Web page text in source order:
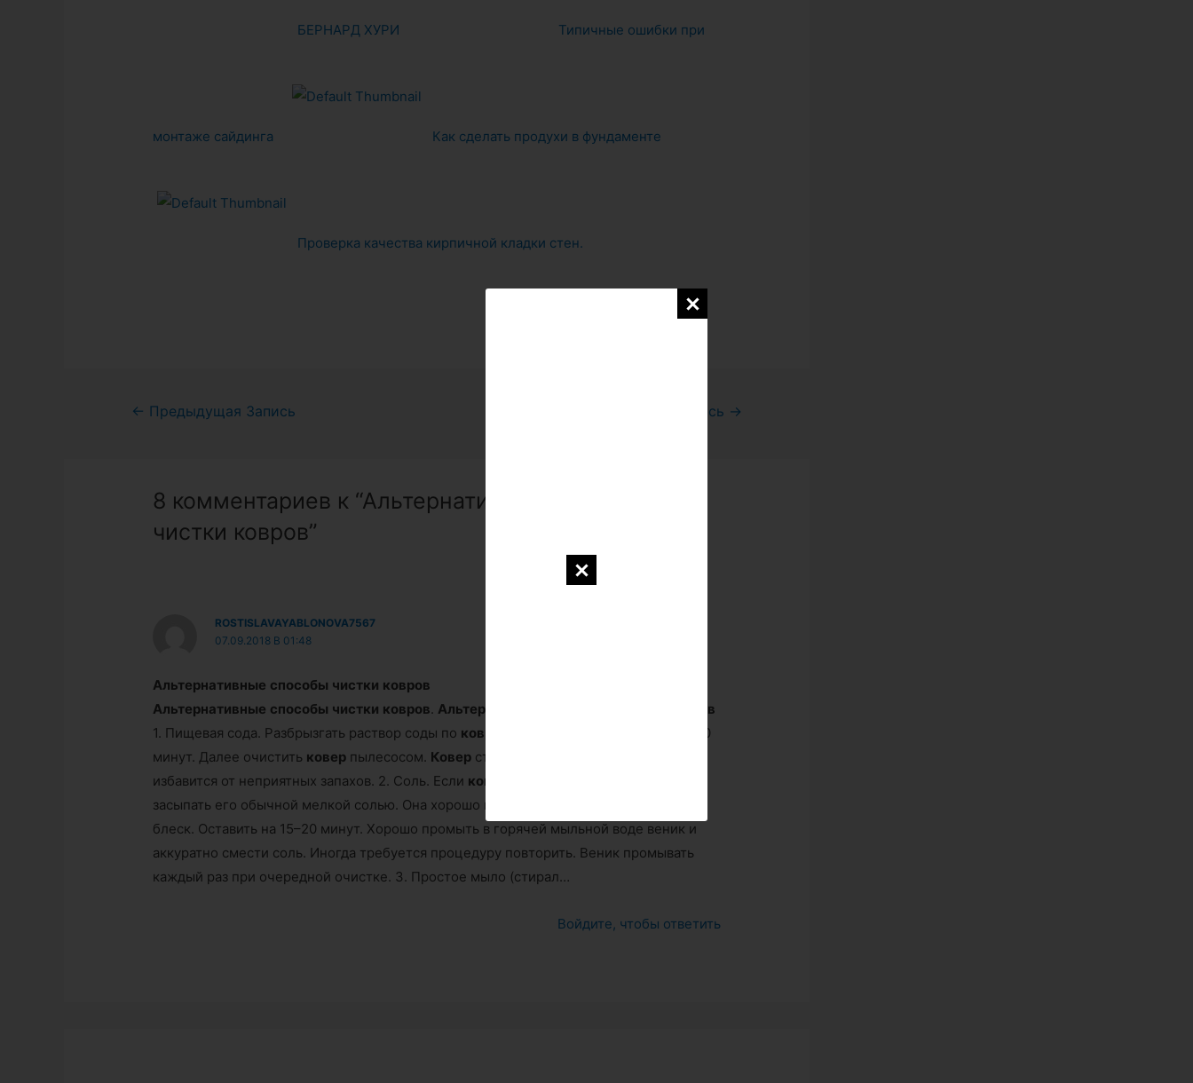
БЕРНАРД ХУРИ Типичные ошибки при
монтаже сайдинга Как сделать продухи в фундаменте
Проверка качества кирпичной кладки стен.
Навигация
← Предыдущая Запись Следующая Запись →
8 комментариев к “Альтернативные способы
чистки ковров”
ROSTISLAVAYABLONOVA7567
07.09.2018 В 01:48
Альтернативные способы чистки ковров
Альтернативные способы чистки ковров. Альтернативные
ковров
1. Пищевая сода. Разбрызгать раствор соды по ковру
или ковровому покрытию на 30
минут. Далее очистить ковер пылесосом. Ковер станет не только чистым, но и
избавится от неприятных запахов. 2. Соль. Если ковёр
засыпать его обычной мелкой солью. Она хорошо впитывает пыль и придает ворсу
блеск. Оставить на 15–20 минут. Хорошо промыть в горячей мыльной воде веник и
аккуратно смести соль. Иногда требуется процедуру повторить. Веник промывать
каждый раз при очередной очистке. 3. Простое мыло (стирал…
Войдите, чтобы ответить